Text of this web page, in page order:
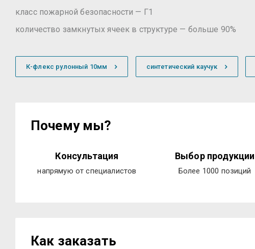
класс пожарной безопасности — Г1
количество замкнутых ячеек в структуре — больше 90%
К-флекс рулонный 10мм синтетический каучук
Почему мы?
Консультация
напрямую от специалистов
Выбор продукции
Более 1000 позиций
Как заказать